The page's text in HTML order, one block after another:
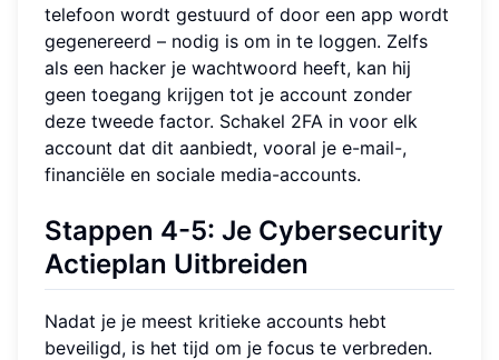
telefoon wordt gestuurd of door een app wordt
gegenereerd – nodig is om in te loggen. Zelfs
als een hacker je wachtwoord heeft, kan hij
geen toegang krijgen tot je account zonder
deze tweede factor. Schakel 2FA in voor elk
account dat dit aanbiedt, vooral je e-mail-,
financiële en sociale media-accounts.
Stappen 4-5: Je Cybersecurity
Actieplan Uitbreiden
Nadat je je meest kritieke accounts hebt
beveiligd, is het tijd om je focus te verbreden.